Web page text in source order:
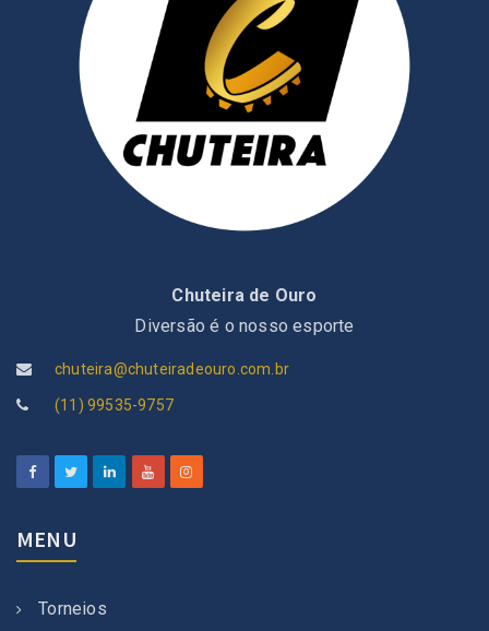
Chuteira de Ouro
Diversão é o nosso esporte
chuteira@chuteiradeouro.com.br
(11) 99535-9757
MENU
Torneios